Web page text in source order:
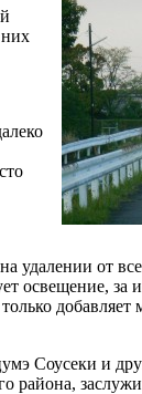
удалении от
освещение, за
добавляет
Соусеки и